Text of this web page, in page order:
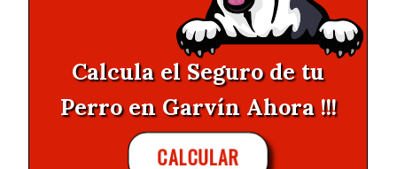
Calcula el Seguro de tu
Perro en Garvín Ahora !!!
CALCULAR